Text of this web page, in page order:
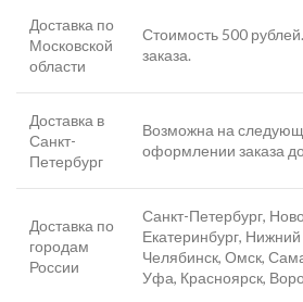
Доставка по
Московской
области
Стоимость 500
заказа.
Доставка в
Санкт-
Петербург
Возможна на
оформлении заказа
Доставка по
городам
России
Санкт-Петербург,
Екатеринбург,
Челябинск, Омск,
Уфа, Красноярск,